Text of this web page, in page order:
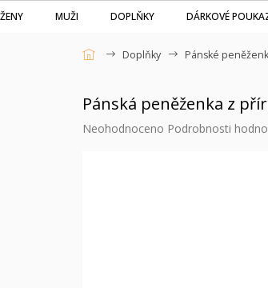
Přejít
na
ŽENY MUŽI DOPLŇKY DÁRKOVÉ
Doplňky Pánské
Pánská peněženka z
Průměrné
Neohodnoceno Podrobnosti